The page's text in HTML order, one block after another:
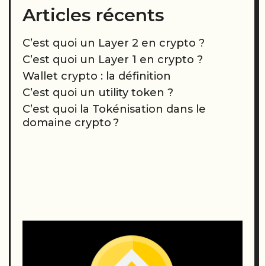
Articles récents
C’est quoi un Layer 2 en crypto ?
C’est quoi un Layer 1 en crypto ?
Wallet crypto : la définition
C’est quoi un utility token ?
C’est quoi la Tokénisation dans le
domaine crypto ?